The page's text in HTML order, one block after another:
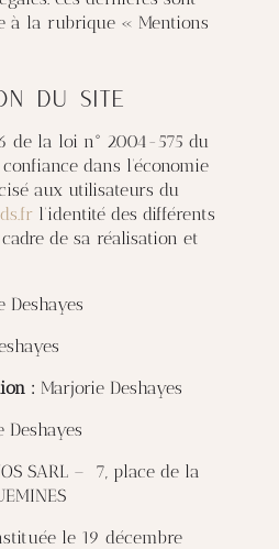
à la rubrique « Mentions
du site
de la loi n° 2004-575 du
dans l’économie
aux utilisateurs du
l’identité des différents
de sa réalisation et
Deshayes
: Marjorie Deshayes
Deshayes
SARL – 7, place de la
le 19 décembre